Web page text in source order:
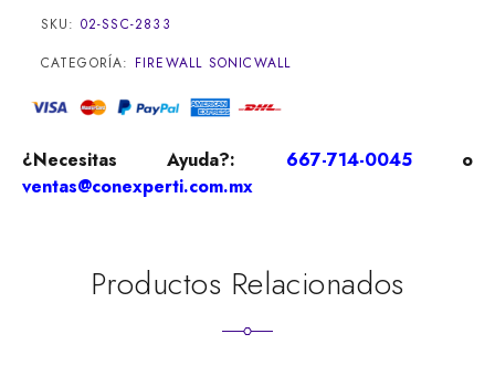
SKU: 02-SSC-2833
CATEGORÍA: FIREWALL SONICWALL
¿Necesitas Ayuda?: 667-714-0045o
ventas@conexperti.com.mx
Productos Relacionados